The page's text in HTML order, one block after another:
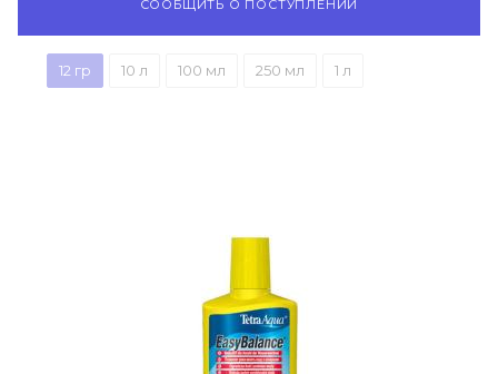
СООБЩИТЬ О ПОСТУПЛЕНИИ
12 гр 10 л 100 мл 250 мл 1 л